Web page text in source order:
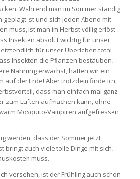
Während man im Sommer ständig
geplagt ist und sich jeden Abend mit
muss, ist man im Herbst völlig erlöst
Insekten absolut wichtig für unser
für unser Überleben total
Insekten die Pflanzen bestäuben,
Nahrung erwächst, hätten wir ein
auf der Erde! Aber trotzdem finde ich,
dass man einfach mal ganz
zum Lüften aufmachen kann, ohne
Mosquito-Vampiren aufgefressen
werden, dass der Sommer jetzt
bringt auch viele tolle Dinge mit sich,
muss.
versehen, ist der Frühling auch schon